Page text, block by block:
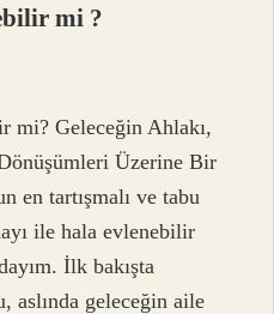
mi ?
mi? Geleceğin Ahlakı,
Üzerine Bir
en tartışmalı ve tabu
ile hala evlenebilir
İlk bakışta
aslında geleceğin aile